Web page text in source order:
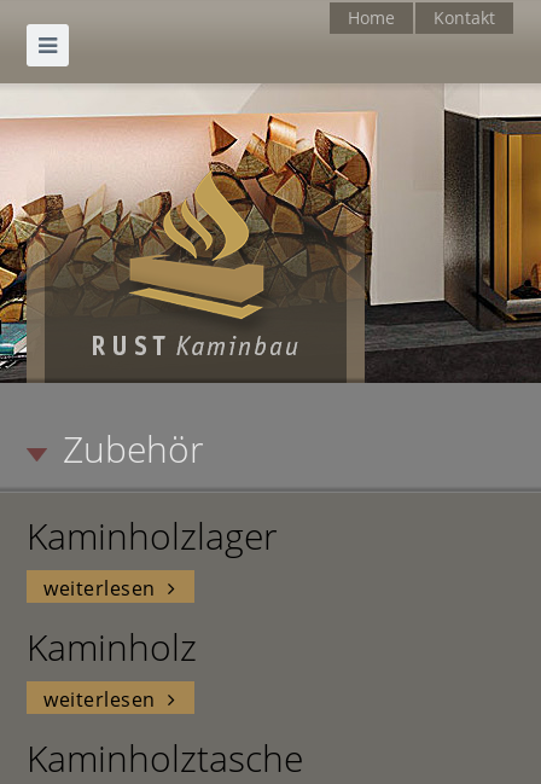
Kontakt
Home
Zubehör
Kaminholzlager
weiterlesen
Kaminholz
weiterlesen
Kaminholztasche